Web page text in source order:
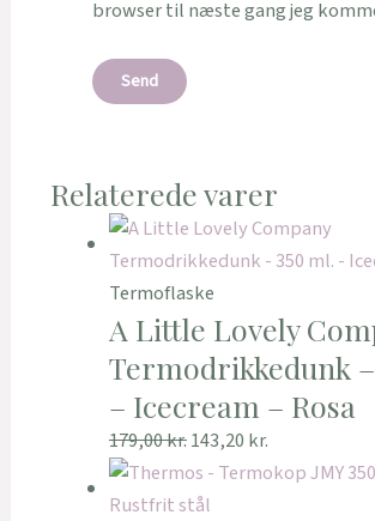
browser til næste gang jeg
Relaterede varer
Termoflaske
A Little Lovely
Termodrikkedunk
– Icecream – Rosa
179,00kr.143,20 kr.